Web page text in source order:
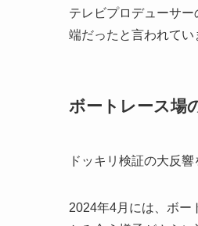
テレビプロデューサ
端だったと言われてい
ボートレース場
ドッキリ検証の大反
2024年4月には、ボー